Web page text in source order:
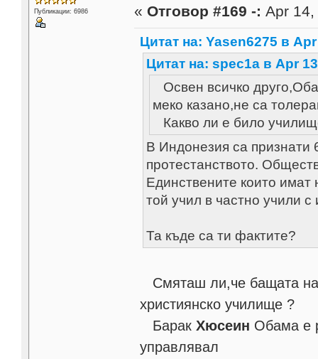
Публикации: 6986 « Отговор #169 -: Apr
Цитат на: Yasen6275 в
Цитат на: spec1a в Apr
Освен всичко
меко казано,не са
Какво ли е било
В Индонезия са признати
протестанството.
Единствените които имат
той учил в частно учили
Та къде са ти фактите?
Смяташ ли,че бащата
християнско училище ?
БаракХюсеин Обама е
управлявал